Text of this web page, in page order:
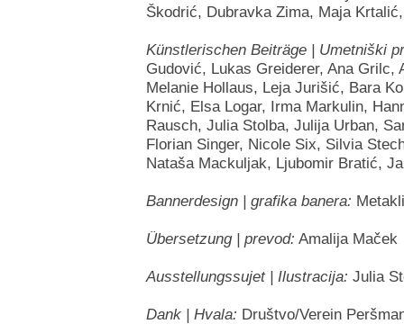
Škodrić, Dubravka Zima, Maja
Künstlerischen Beiträge | Umetniški
Gudović, Lukas Greiderer, Ana Grilc,
Melanie Hollaus, Leja Jurišić, Bara
Krnić, Elsa Logar, Irma Markulin,
Rausch, Julia Stolba, Julija Urban,
Florian Singer, Nicole Six, Silvia
Nataša Mackuljak, Ljubomir Bratić,
Bannerdesign | grafika banera:
Übersetzung | prevod: Amalija Maček
Ausstellungssujet | Ilustracija: Julia
Dank | Hvala: Društvo/Verein